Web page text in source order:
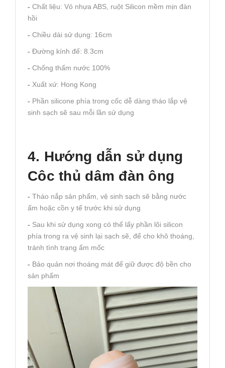
- Chất liệu: Vỏ nhựa ABS, ruột Silicon mềm mịn đàn
hồi
- Chiều dài sử dụng: 16cm
- Đường kính đế: 8.3cm
- Chống thấm nước 100%
- Xuất xứ: Hong Kong
- Phần silicone phía trong cốc dễ dàng tháo lắp vệ
sinh sạch sẽ sau mỗi lần sử dụng
4. Hướng dẫn sử dụng
Côc thủ dâm đàn ông
- Tháo nắp sản phẩm, vệ sinh sạch sẽ bằng nước
ấm hoặc cồn y tế trước khi sử dụng
- Sau khi sử dụng xong có thể lấy phần lõi silicon
phía trong ra vệ sinh lại sạch sẽ, để cho khô thoáng,
tránh tình trạng ẩm mốc
- Bảo quản nơi thoáng mát để giữ được độ bền cho
sản phẩm